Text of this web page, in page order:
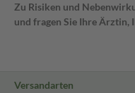
Zu Risiken und
und fragen Sie Ihre
Versandarten